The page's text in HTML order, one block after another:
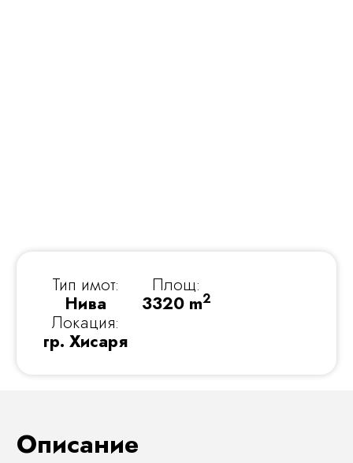
Тип имот:
Нива
Локация:
гр. Хисаря
Площ:
3320 m2
Описание